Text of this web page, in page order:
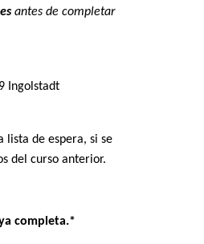
antes de completar
Ingolstadt
lista de espera, si se
del curso anterior.
completa.*